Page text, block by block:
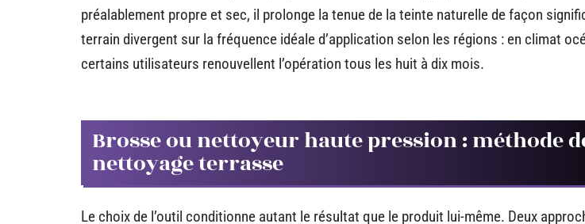
préalablement propre et sec, il prolonge la tenue de la teinte naturelle de façon
terrain divergent sur la fréquence idéale d’application selon les régions : en climat
certains utilisateurs renouvellent l’opération tous les huit à dix mois.
Brosse ou nettoyeur haute pression : méthode
nettoyage terrasse
Le choix de l’outil conditionne autant le résultat que le produit lui-même. Deux